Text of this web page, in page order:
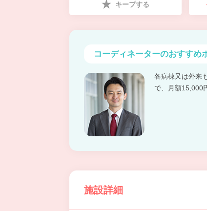
キープする
コーディネーターのおすすめ
各病棟又は外来
で、月額15,000
施設詳細